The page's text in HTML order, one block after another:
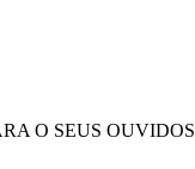
O SEUS OUVIDOS